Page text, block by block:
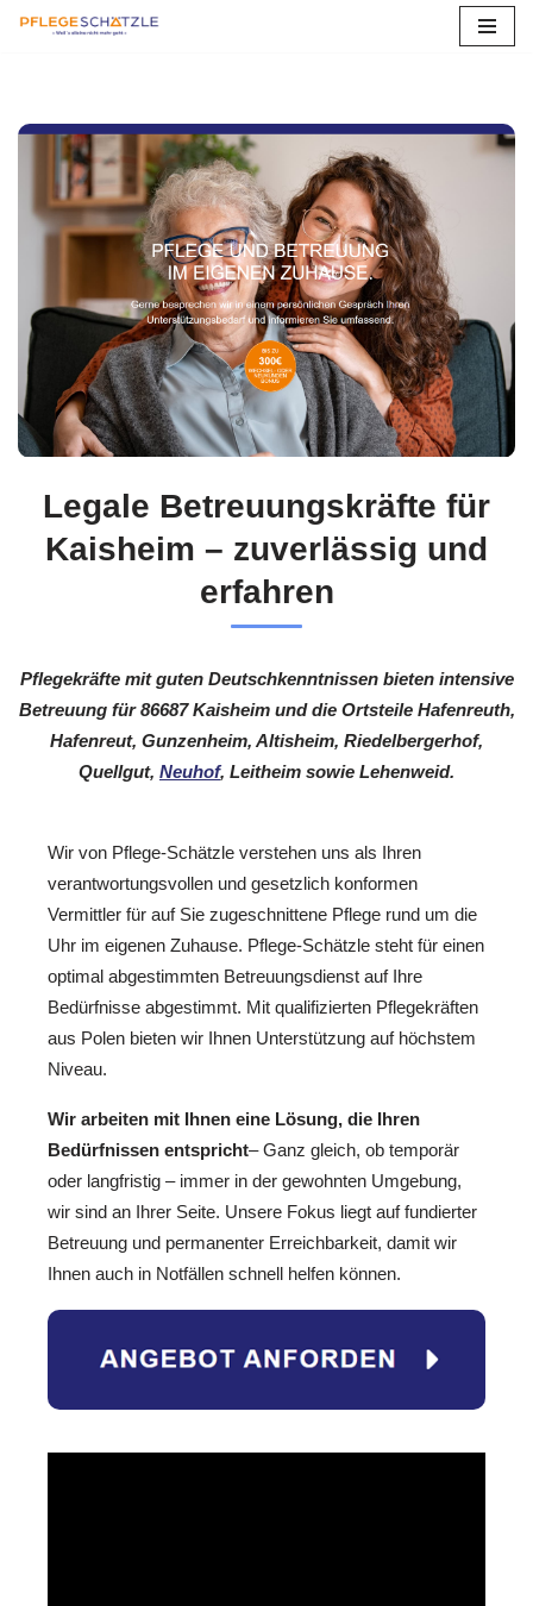
springen
Legale Betreuungskräfte für
Kaisheim – zuverlässig und
erfahren
Pflegekräfte mit guten Deutschkenntnissen bieten intensive
Betreuung für 86687 Kaisheim und die Ortsteile Hafenreuth,
Hafenreut, Gunzenheim, Altisheim, Riedelbergerhof,
Quellgut, Neuhof, Leitheim sowie Lehenweid.
Wir von Pflege-Schätzle verstehen uns als Ihren
verantwortungsvollen und gesetzlich konformen
Vermittler für auf Sie zugeschnittene Pflege rund um die
Uhr im eigenen Zuhause. Pflege-Schätzle steht für einen
optimal abgestimmten Betreuungsdienst auf Ihre
Bedürfnisse abgestimmt. Mit qualifizierten Pflegekräften
aus Polen bieten wir Ihnen Unterstützung auf höchstem
Niveau.
Wir arbeiten mit Ihnen eine Lösung, die Ihren
Bedürfnissen entspricht– Ganz gleich, ob temporär
oder langfristig – immer in der gewohnten Umgebung,
wir sind an Ihrer Seite. Unsere Fokus liegt auf fundierter
Betreuung und permanenter Erreichbarkeit, damit wir
Ihnen auch in Notfällen schnell helfen können.